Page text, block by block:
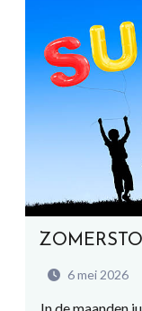
6 mei 2026
In de maanden